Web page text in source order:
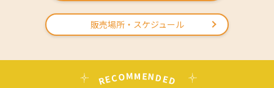
販売場所・スケジュール
RECOMM ENDED